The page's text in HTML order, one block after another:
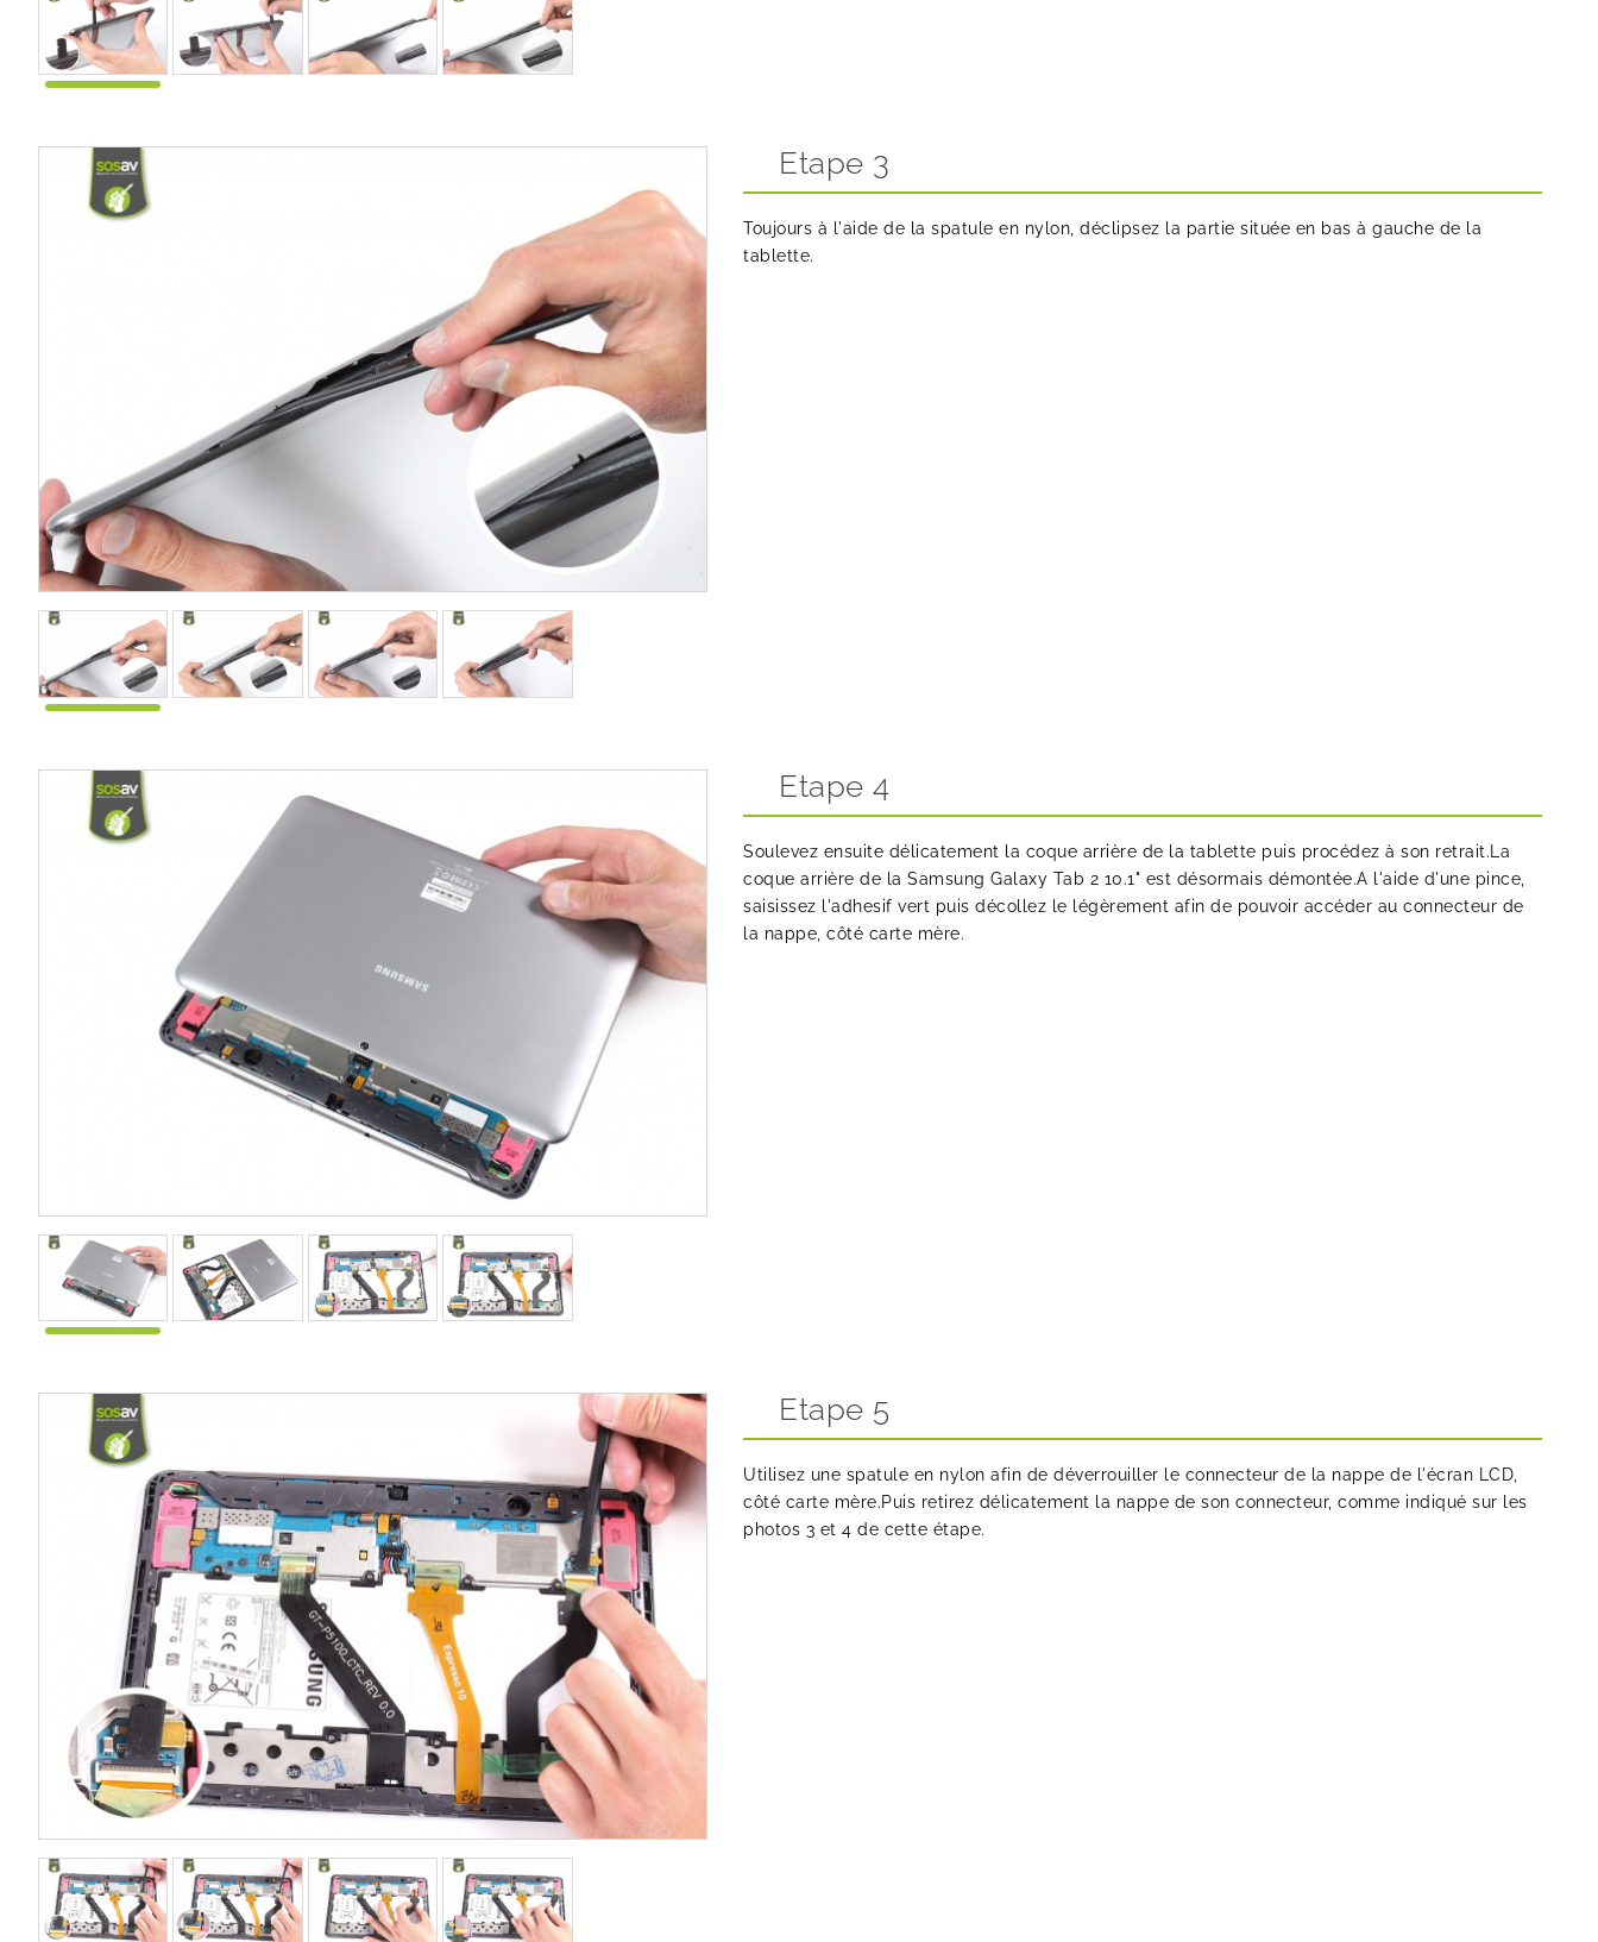
Etape 3
Toujours à l'aide de la spatule en nylon, déclipsez la partie située en bas à gauche de la
tablette.
Etape 4
Soulevez ensuite délicatement la coque arrière de la tablette puis procédez à son retrait.La
coque arrière de la Samsung Galaxy Tab 2 10.1" est désormais démontée.A l'aide d'une pince,
saisissez l'adhesif vert puis décollez le légèrement afin de pouvoir accéder au connecteur de
la nappe, côté carte mère.
Etape 5
Utilisez une spatule en nylon afin de déverrouiller le connecteur de la nappe de l'écran LCD,
côté carte mère.Puis retirez délicatement la nappe de son connecteur, comme indiqué sur les
photos 3 et 4 de cette étape.